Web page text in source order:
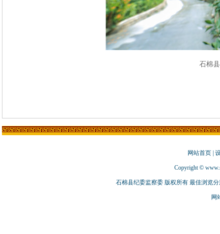
石棉
网站首页
Copyright ©
石棉县纪委监察委 版权所有 最佳浏览
网